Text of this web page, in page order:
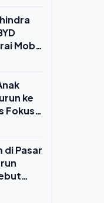
Mobil
ke
Fokus
di Pasar